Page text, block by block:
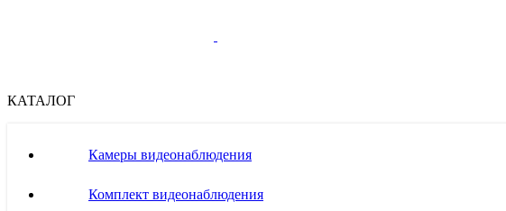
КАТАЛОГ
Камеры видеонаблюдения
Комплект видеонаблюдения